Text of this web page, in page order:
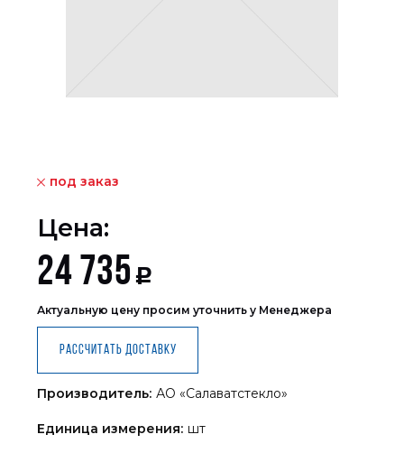
под заказ
Цена:
24 735 Р
Актуальную цену просим уточнить у Менеджера
Рассчитать доставку
Производитель: АО «Салаватстекло»
Единица измерения: шт